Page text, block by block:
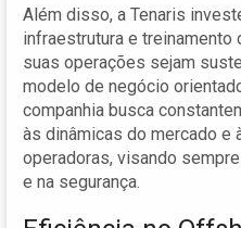
Além disso, a Tenaris
infraestrutura e treinamento
suas operações sejam
modelo de negócio
companhia busca
às dinâmicas do mercado e
operadoras, visando
e na segurança.